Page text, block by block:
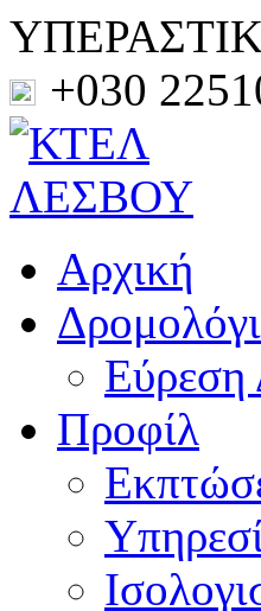
+030
Αρχική
Εύρεση
Προφίλ